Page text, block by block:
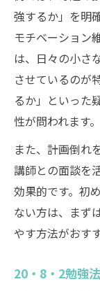
強するか」を明
モチベーション
は、日々の小さ
させているのが
るか」といった
性が問われます。
また、計画倒れ
講師との面談を
効果的です。初
ない方は、まず
やす方法がおす
20・8・2勉強